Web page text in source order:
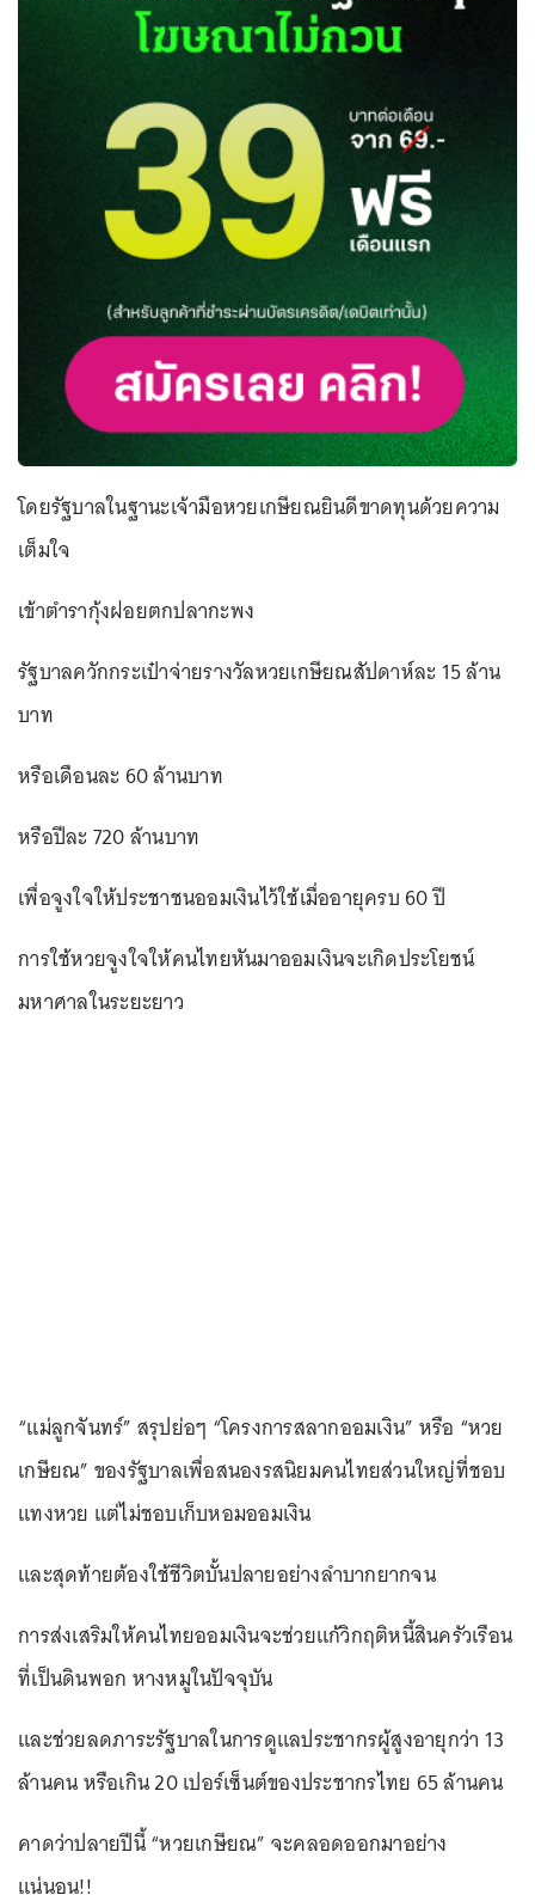
โดยรัฐบาลในฐานะเจ้ามือหวยเกษียณยินดีขาดทุนด้วยความ
เต็มใจ
เข้าตำรากุ้งฝอยตกปลากะพง
รัฐบาลควักกระเป๋าจ่ายรางวัลหวยเกษียณสัปดาห์ละ 15 ล้าน
บาท
หรือเดือนละ 60 ล้านบาท
หรือปีละ 720 ล้านบาท
เพื่อจูงใจให้ประชาชนออมเงินไว้ใช้เมื่ออายุครบ 60 ปี
การใช้หวยจูงใจให้คนไทยหันมาออมเงินจะเกิดประโยชน์
มหาศาลในระยะยาว
“แม่ลูกจันทร์” สรุปย่อๆ “โครงการสลากออมเงิน” หรือ “หวย
เกษียณ” ของรัฐบาลเพื่อสนองรสนิยมคนไทยส่วนใหญ่ที่ชอบ
แทงหวย แต่ไม่ชอบเก็บหอมออมเงิน
และสุดท้ายต้องใช้ชีวิตบั้นปลายอย่างลำบากยากจน
การส่งเสริมให้คนไทยออมเงินจะช่วยแก้วิกฤติหนี้สินครัวเรือน
ที่เป็นดินพอก หางหมูในปัจจุบัน
และช่วยลดภาระรัฐบาลในการดูแลประชากรผู้สูงอายุกว่า 13
ล้านคน หรือเกิน 20 เปอร์เซ็นต์ของประชากรไทย 65 ล้านคน
คาดว่าปลายปีนี้ “หวยเกษียณ” จะคลอดออกมาอย่าง
แน่นอน!!